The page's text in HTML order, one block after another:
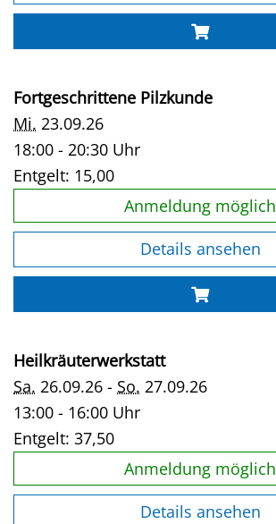
Fortgeschrittene Pilzkunde
Mi. 23.09.26
18:00 - 20:30 Uhr
Entgelt: 15,00
Anmeldung möglich
Details ansehen
Heilkräuterwerkstatt
Sa. 26.09.26 - So. 27.09.26
13:00 - 16:00 Uhr
Entgelt: 37,50
Anmeldung möglich
Details ansehen